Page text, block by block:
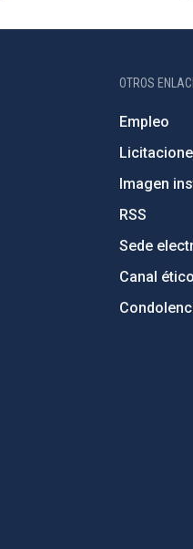
OTROS
Empleo
Imagen
RSS
Sede
Canal ético